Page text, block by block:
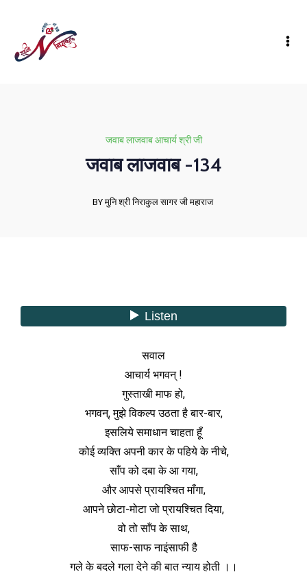
जवाब लाजवाब आचार्य श्री जी
जवाब लाजवाब -134
BY मुनि श्री निराकुल सागर जी महाराज
सवाल
आचार्य भगवन् !
गुस्ताखी माफ हो,
भगवन्, मुझे विकल्प उठता है बार-बार,
इसलिये समाधान चाहता हूँ
कोई व्यक्ति अपनी कार के पहिये के नीचे,
साँप को दबा के आ गया,
और आपसे प्रायश्चित माँगा,
आपने छोटा-मोटा जो प्रायश्चित दिया,
वो तो साँप के साथ,
साफ-साफ नाइंसाफी है
गले के बदले गला देने की बात न्याय होती ।।